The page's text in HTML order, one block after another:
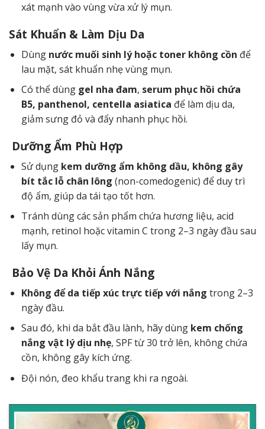
xát mạnh vào vùng vừa xử lý mụn.
Sát Khuẩn & Làm Dịu Da
Dùng nước muối sinh lý hoặc toner không cồn để
lau mặt, sát khuẩn nhẹ vùng mụn.
Có thể dùng gel nha đam, serum phục hồi chứa
B5, panthenol, centella asiatica để làm dịu da,
giảm sưng đỏ và đẩy nhanh phục hồi.
Dưỡng Ẩm Phù Hợp
Sử dụng kem dưỡng ẩm không dầu, không gây
bít tắc lỗ chân lông (non-comedogenic) để duy trì
độ ẩm, giúp da tái tạo tốt hơn.
Tránh dùng các sản phẩm chứa hương liệu, acid
mạnh, retinol hoặc vitamin C trong 2–3 ngày đầu sau
lấy mụn.
Bảo Vệ Da Khỏi Ánh Nắng
Không để da tiếp xúc trực tiếp với nắng trong 2–3
ngày đầu.
Sau đó, khi da bắt đầu lành, hãy dùng kem chống
nắng vật lý dịu nhẹ, SPF từ 30 trở lên, không chứa
cồn, không gây kích ứng.
Đội nón, đeo khẩu trang khi ra ngoài.